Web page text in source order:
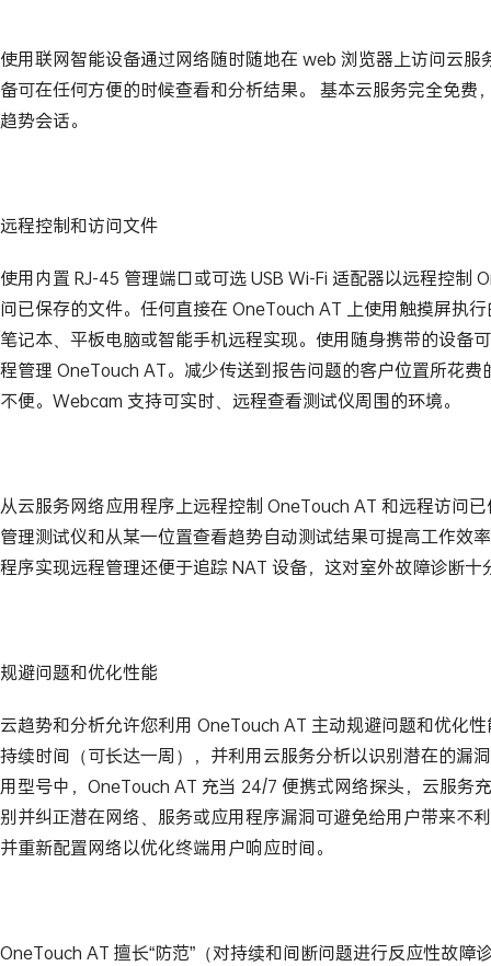
使用联网智能设备通过网络随时随地在 web 浏览器上访问云服
备可在任何方便的时候查看和分析结果。 基本云服务完全免费
趋势会话。
远程控制和访问文件
使用内置 RJ-45 管理端口或可选 USB Wi-Fi 适配器以远程控制
问已保存的文件。任何直接在 OneTouch AT 上使用触摸屏执
笔记本、平板电脑或智能手机远程实现。使用随身携带的设备
程管理 OneTouch AT。减少传送到报告问题的客户位置所花费
不便。Webcam 支持可实时、远程查看测试仪周围的环境。
从云服务网络应用程序上远程控制 OneTouch AT 和远程访问
管理测试仪和从某一位置查看趋势自动测试结果可提高工作效
程序实现远程管理还便于追踪 NAT 设备，这对室外故障诊断十
规避问题和优化性能
云趋势和分析允许您利用 OneTouch AT 主动规避问题和优化
持续时间（可长达一周），并利用云服务分析以识别潜在的漏
用型号中，OneTouch AT 充当 24/7 便携式网络探头，云服务
别并纠正潜在网络、服务或应用程序漏洞可避免给用户带来不
并重新配置网络以优化终端用户响应时间。
OneTouch AT 擅长“防范”（对持续和间断问题进行反应性故障